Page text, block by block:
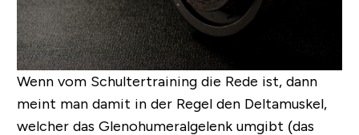
Wenn vom Schultertraining die Rede ist, dann
meint man damit in der Regel den Deltamuskel,
welcher das Glenohumeralgelenk umgibt (das